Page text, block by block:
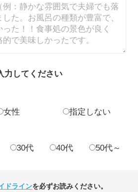
力してください
女性 指定しない
30代 40代 50代～
ドラインを必ずお読みください。